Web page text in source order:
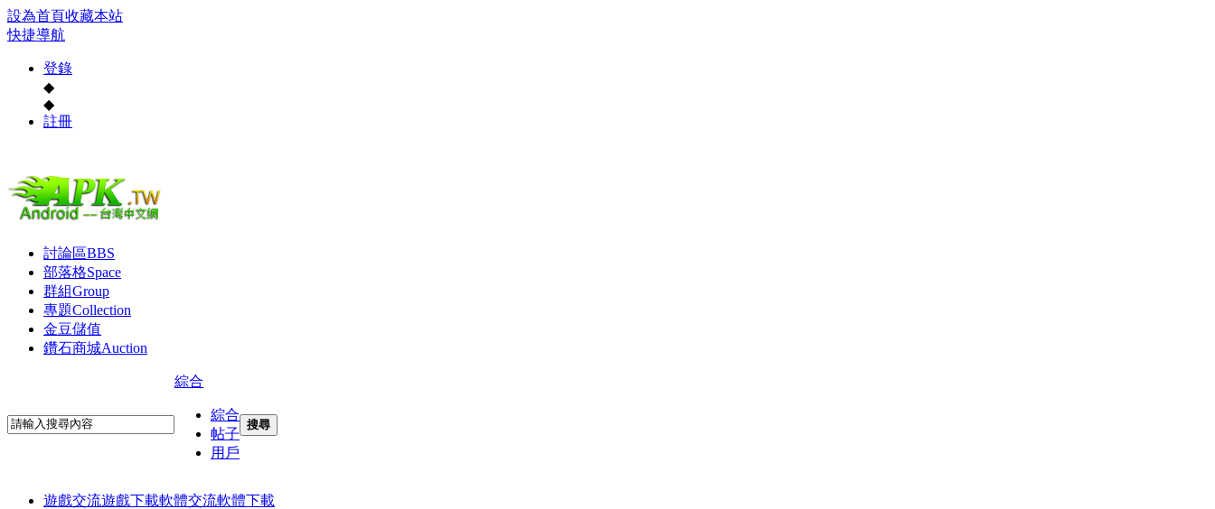
設為首頁收藏本站
快捷導航
登錄
◆
◆
註冊
討論區BBS
部落格Space
群組Group
專題Collection
金豆儲值
鑽石商城Auction
綜合
綜合
帖子
用戶
搜尋
遊戲交流遊戲下載軟體交流軟體下載